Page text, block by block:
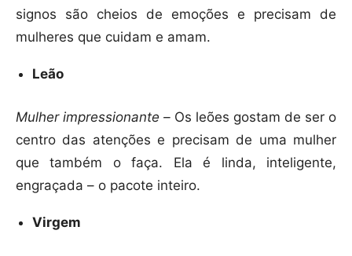
signos são cheios de emoções e precisam de
mulheres que cuidam e amam.
Leão
Mulher impressionante – Os leões gostam de ser o
centro das atenções e precisam de uma mulher
que também o faça. Ela é linda, inteligente,
engraçada – o pacote inteiro.
Virgem